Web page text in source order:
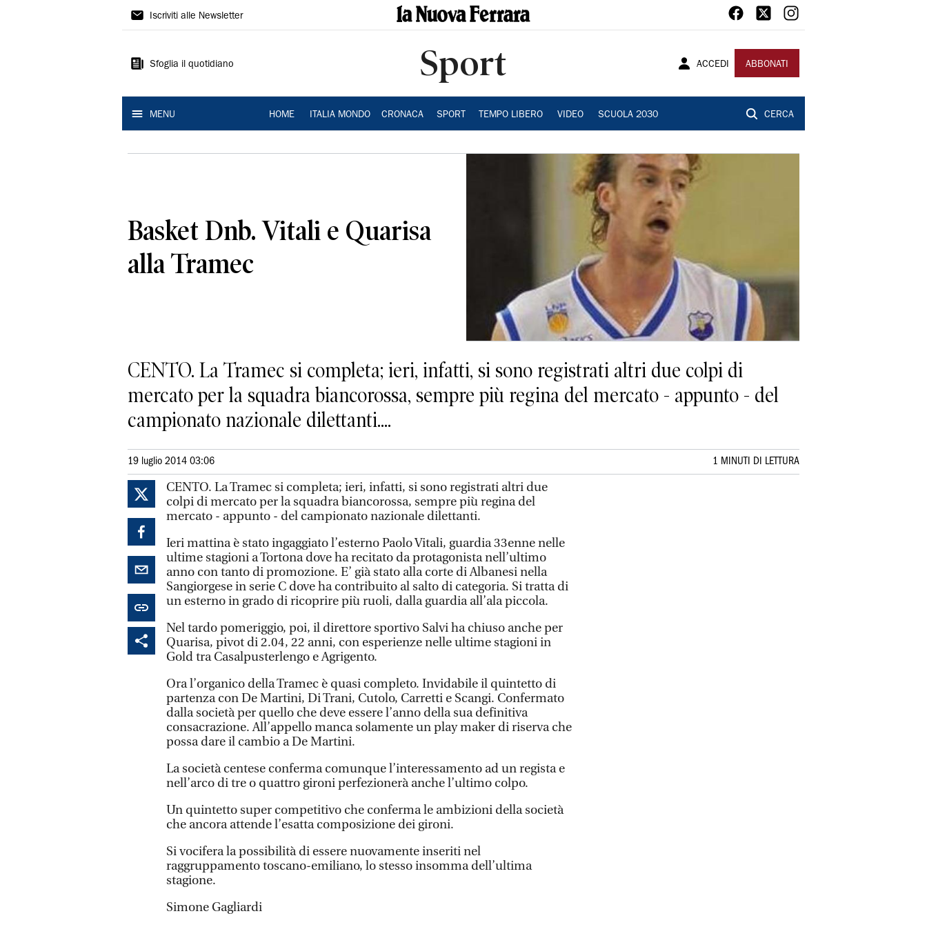
La
Ferrara
Iscriviti alle Newsletter
Sfoglia il quotidiano Sport ACCEDI ABBONATI
MENU HOME ITALIA MONDO CRONACA SPORT TEMPO LIBERO VIDEO SCUOLA 2030 CERCA
Basket Dnb. Vitali e Quarisa
alla Tramec
CENTO. La Tramec si completa; ieri, infatti, si sono registrati altri due colpi di
mercato per la squadra biancorossa, sempre più regina del mercato - appunto - del
campionato nazionale dilettanti....
19 luglio 2014 03:06 1 MINUTI DI LETTURA
CENTO. La Tramec si completa; ieri, infatti, si sono registrati altri due
colpi di mercato per la squadra biancorossa, sempre più regina del
mercato - appunto - del campionato nazionale dilettanti.
Ieri mattina è stato ingaggiato l’esterno Paolo Vitali, guardia 33enne nelle
ultime stagioni a Tortona dove ha recitato da protagonista nell’ultimo
anno con tanto di promozione. E’ già stato alla corte di Albanesi nella
Sangiorgese in serie C dove ha contribuito al salto di categoria. Si tratta di
un esterno in grado di ricoprire più ruoli, dalla guardia all’ala piccola.
Nel tardo pomeriggio, poi, il direttore sportivo Salvi ha chiuso anche per
Quarisa, pivot di 2.04, 22 anni, con esperienze nelle ultime stagioni in
Gold tra Casalpusterlengo e Agrigento.
Ora l’organico della Tramec è quasi completo. Invidabile il quintetto di
partenza con De Martini, Di Trani, Cutolo, Carretti e Scangi. Confermato
dalla società per quello che deve essere l’anno della sua definitiva
consacrazione. All’appello manca solamente un play maker di riserva che
possa dare il cambio a De Martini.
La società centese conferma comunque l’interessamento ad un regista e
nell’arco di tre o quattro gironi perfezionerà anche l’ultimo colpo.
Un quintetto super competitivo che conferma le ambizioni della società
che ancora attende l’esatta composizione dei gironi.
Si vocifera la possibilità di essere nuovamente inseriti nel
raggruppamento toscano-emiliano, lo stesso insomma dell’ultima
stagione.
Simone Gagliardi